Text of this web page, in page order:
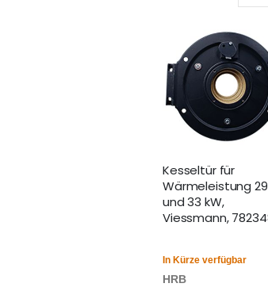
Kesseltür für
Wärmeleistung 29
und 33 kW,
Viessmann,
In Kürze verfügbar
HRB